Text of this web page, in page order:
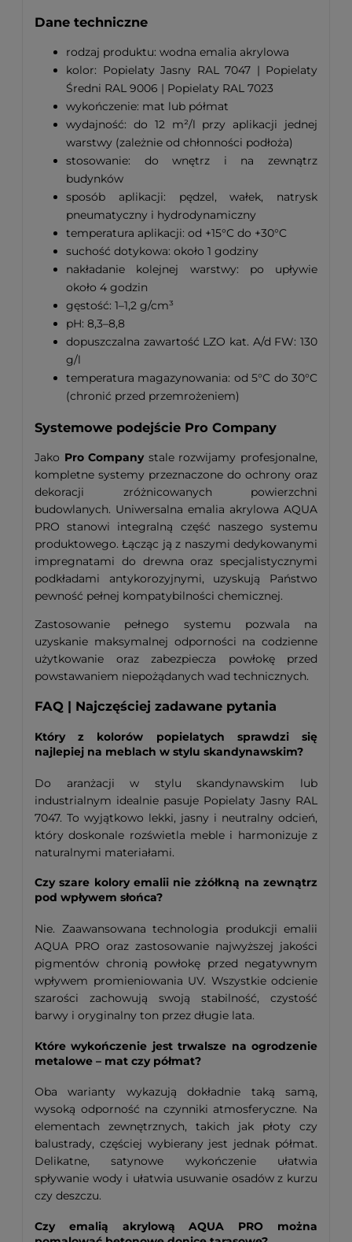
Dane techniczne
rodzaj produktu: wodna emalia akrylowa
kolor: Popielaty Jasny RAL 7047 | Popielaty
Średni RAL 9006 | Popielaty RAL 7023
wykończenie: mat lub półmat
wydajność: do 12 m²/l przy aplikacji jednej
warstwy (zależnie od chłonności podłoża)
stosowanie: do wnętrz i na zewnątrz
budynków
sposób aplikacji: pędzel, wałek, natrysk
pneumatyczny i hydrodynamiczny
temperatura aplikacji: od +15°C do +30°C
suchość dotykowa: około 1 godziny
nakładanie kolejnej warstwy: po upływie
około 4 godzin
gęstość: 1–1,2 g/cm³
pH: 8,3–8,8
dopuszczalna zawartość LZO kat. A/d FW: 130
g/l
temperatura magazynowania: od 5°C do 30°C
(chronić przed przemrożeniem)
Systemowe podejście Pro Company
Jako Pro Companystale rozwijamy profesjonalne,
kompletne systemy przeznaczone do ochrony oraz
dekoracji zróżnicowanych powierzchni
budowlanych. Uniwersalna emalia akrylowa AQUA
PRO stanowi integralną część naszego systemu
produktowego. Łącząc ją z naszymi dedykowanymi
impregnatami do drewna oraz specjalistycznymi
podkładami antykorozyjnymi, uzyskują Państwo
pewność pełnej kompatybilności chemicznej.
Zastosowanie pełnego systemu pozwala na
uzyskanie maksymalnej odporności na codzienne
użytkowanie oraz zabezpiecza powłokę przed
powstawaniem niepożądanych wad technicznych.
FAQ | Najczęściej zadawane pytania
Który z kolorów popielatych sprawdzi się
najlepiej na meblach w stylu skandynawskim?
Do aranżacji w stylu skandynawskim lub
industrialnym idealnie pasuje Popielaty Jasny RAL
7047. To wyjątkowo lekki, jasny i neutralny odcień,
który doskonale rozświetla meble i harmonizuje z
naturalnymi materiałami.
Czy szare kolory emalii nie zżółkną na zewnątrz
pod wpływem słońca?
Nie. Zaawansowana technologia produkcji emalii
AQUA PRO oraz zastosowanie najwyższej jakości
pigmentów chronią powłokę przed negatywnym
wpływem promieniowania UV. Wszystkie odcienie
szarości zachowują swoją stabilność, czystość
barwy i oryginalny ton przez długie lata.
Które wykończenie jest trwalsze na ogrodzenie
metalowe – mat czy półmat?
Oba warianty wykazują dokładnie taką samą,
wysoką odporność na czynniki atmosferyczne. Na
elementach zewnętrznych, takich jak płoty czy
balustrady, częściej wybierany jest jednak półmat.
Delikatne, satynowe wykończenie ułatwia
spływanie wody i ułatwia usuwanie osadów z kurzu
czy deszczu.
Czy emalią akrylową AQUA PRO można